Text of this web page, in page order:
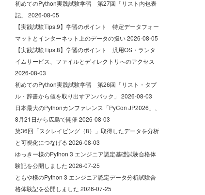
初めてのPython実践試験学習 第27回「リスト内包表
記」 2026-08-05
【実践試験Tips.9】学習のポイント 特定データフォー
マットとインターネット上のデータの扱い2026-08-05
【実践試験Tips.8】学習のポイント 汎用OS・ランタ
イムサービス、ファイルとディレクトリへのアクセス
2026-08-03
初めてのPython実践試験学習 第26回「リスト・タプ
ル・辞書から値を取り出すアンパック」 2026-08-03
日本最大のPythonカンファレンス「PyCon JP2026」、
8月21日から広島で開催2026-08-03
第36回「スクレイピング（8）」取得したデータを分析
と可視化につなげる 2026-08-03
ゆっきー様のPython 3 エンジニア認定基礎試験合格体
験記を公開しました 2026-07-25
ともや様のPython 3 エンジニア認定データ分析試験合
格体験記を公開しました 2026-07-25